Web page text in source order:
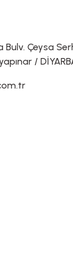
Bulv. Çeysa
/